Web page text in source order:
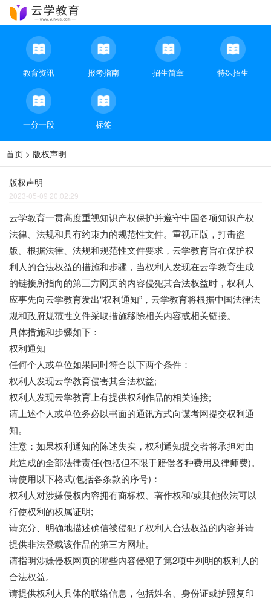
教育资讯 报考指南 招生简章 特殊招生
一分一段 标签
首页 > 版权声明
版权声明
2023-05-09 20:02:29
云学教育一贯高度重视知识产权保护并遵守中国各项知识产权
法律、法规和具有约束力的规范性文件。重视正版，打击盗
版。根据法律、法规和规范性文件要求，云学教育旨在保护权
利人的合法权益的措施和步骤，当权利人发现在云学教育生成
的链接所指向的第三方网页的内容侵犯其合法权益时，权利人
应事先向云学教育发出“权利通知”，云学教育将根据中国法律法
规和政府规范性文件采取措施移除相关内容或相关链接。
具体措施和步骤如下：
权利通知
任何个人或单位如果同时符合以下两个条件：
权利人发现云学教育侵害其合法权益;
权利人发现云学教育上有提供权利作品的相关连接;
请上述个人或单位务必以书面的通讯方式向谋考网提交权利通
知。
注意：如果权利通知的陈述失实，权利通知提交者将承担对由
此造成的全部法律责任(包括但不限于赔偿各种费用及律师费)。
请使用以下格式(包括各条款的序号)：
权利人对涉嫌侵权内容拥有商标权、著作权和/或其他依法可以
行使权利的权属证明;
请充分、明确地描述确信被侵犯了权利人合法权益的内容并请
提供非法登载该作品的第三方网址。
请指明涉嫌侵权网页的哪些内容侵犯了第2项中列明的权利人的
合法权益。
请提供权利人具体的联络信息，包括姓名、身份证或护照复印